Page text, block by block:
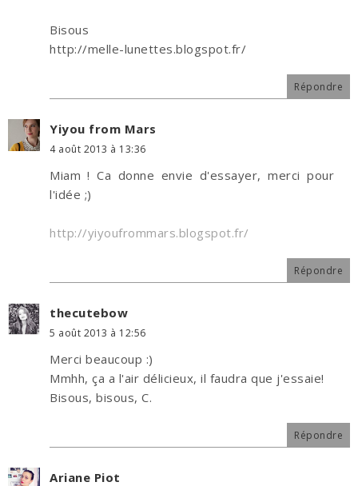
Bisous
http://melle-lunettes.blogspot.fr/
Répondre
Yiyou from Mars
4 août 2013 à 13:36
Miam ! Ca donne envie d'essayer, merci pour
l'idée ;)
http://yiyoufrommars.blogspot.fr/
Répondre
thecutebow
5 août 2013 à 12:56
Merci beaucoup :)
Mmhh, ça a l'air délicieux, il faudra que j'essaie!
Bisous, bisous, C.
Répondre
Ariane Piot